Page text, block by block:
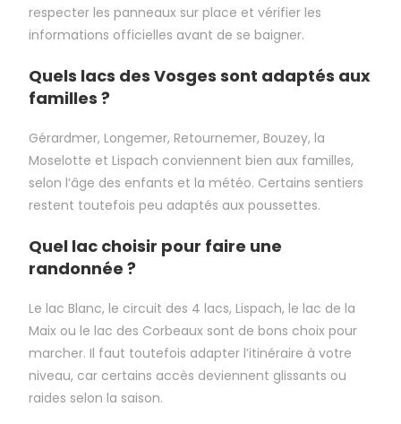
respecter les panneaux sur place et vérifier les
informations officielles avant de se baigner.
Quels lacs des Vosges sont adaptés aux
familles ?
Gérardmer, Longemer, Retournemer, Bouzey, la
Moselotte et Lispach conviennent bien aux familles,
selon l’âge des enfants et la météo. Certains sentiers
restent toutefois peu adaptés aux poussettes.
Quel lac choisir pour faire une
randonnée ?
Le lac Blanc, le circuit des 4 lacs, Lispach, le lac de la
Maix ou le lac des Corbeaux sont de bons choix pour
marcher. Il faut toutefois adapter l’itinéraire à votre
niveau, car certains accès deviennent glissants ou
raides selon la saison.